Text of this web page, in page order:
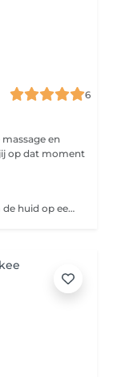
6
op dat moment
Hydro-microdermabrasie is een techniek om de huid op een niet-invasieve manier te reinigen, te hydrateren en te revitaliseren. De behandeling: Zachte reiniging & exfoliatie We starten met een milde reiniging die de huid voorbereidt en dode huidcellen losmaakt. Zo krijgt je huid opnieuw ademruimte en kunnen de poriën zich openen. Dieptereiniging zonder irritatie Met een zacht vacuümsysteem verwijderen we onzuiverheden, overtollig talg en verstopte poriën. De behandeling is volledig pijnloos en voelt aangenaam aan, zelfs voor de gevoelige huid. Hydratatie & verzorging op maat Terwijl de huid wordt gereinigd, brengen we actieve serums diep in de huid. Deze worden zorgvuldig gekozen op basis van jouw huidtype en huidbehoeften denk aan hydratatie, kalmering of zuivering. Kalmeren & beschermen We sluiten af met aangepaste verzorging om de huid te kalmeren en te beschermen, met een serum, crème en indien nodig zonbescherming. Voor wie: - Een huid met (veel) onzuiverheden - Acné gevoelige huid - Doffe huid - Een instant Glow wilt na de behandeling - Betere opname wilt van producten na de behandeling Epilatie is steeds in de prijs inbegrepen (wel graag bij het boeken van de afspraak aanduiden). Voor de make-up dragers is de combinatie met Dermaplanning de perfecte behandeling.